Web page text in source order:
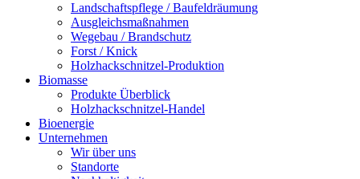
Landschaftspflege / Baufeldräumung
Ausgleichsmaßnahmen
Wegebau / Brandschutz
Forst / Knick
Holzhackschnitzel-Produktion
Biomasse
Produkte Überblick
Holzhackschnitzel-Handel
Bioenergie
Unternehmen
Wir über uns
Standorte